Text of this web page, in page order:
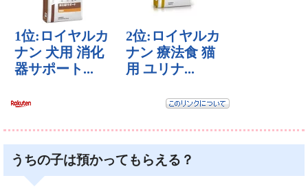
うちの子は預かってもらえる？